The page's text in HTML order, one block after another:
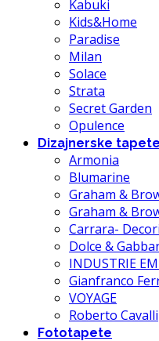
Kabuki
Kids&Home
Paradise
Milan
Solace
Strata
Secret Garden
Opulence
Dizajnerske tapete
Armonia
Blumarine
Graham &
Graham &
Carrara-
Dolce &
INDUSTRIE
Gianfranco
VOYAGE
Roberto Cavalli
Fototapete